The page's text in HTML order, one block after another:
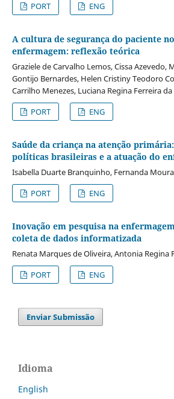
PORT
ENG
A cultura de segurança do paciente
enfermagem: reflexão teórica
Graziele de Carvalho Lemos, Cissa Azevedo,
Gontijo Bernardes, Helen Cristiny Teodoro
Carrilho Menezes, Luciana Regina Ferreira
PORT
ENG
Saúde da criança na atenção
políticas brasileiras e a atuação do
Isabella Duarte Branquinho, Fernanda
PORT
ENG
Inovação em pesquisa na
coleta de dados informatizada
Renata Marques de Oliveira, Antonia Regina
PORT
ENG
Enviar Submissão
Idioma
English